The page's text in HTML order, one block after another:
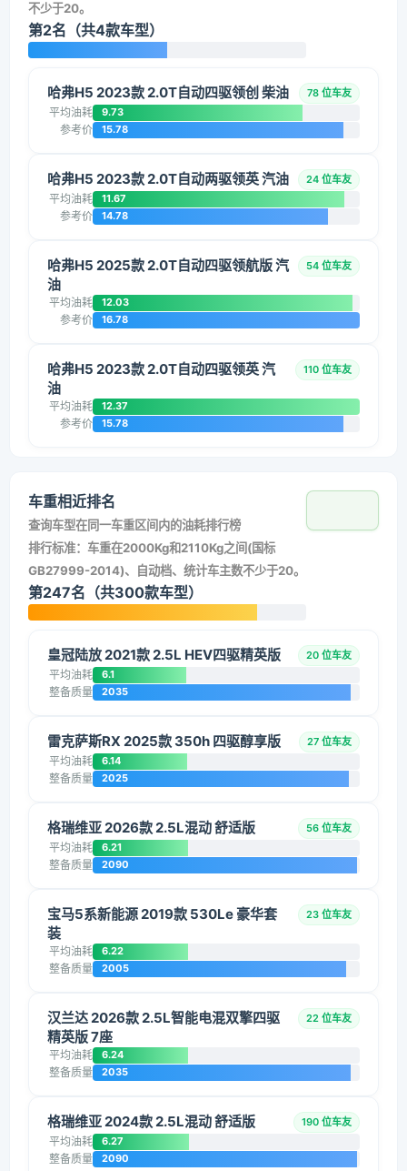
不少于20。
第2名（共4款车型）
哈弗H5 2023款 2.0T自动四驱领创 柴油 78 位车友
平均油耗 9.73
参考价 15.78
哈弗H5 2023款 2.0T自动两驱领英 汽油 24 位车友
平均油耗 11.67
参考价 14.78
哈弗H5 2025款 2.0T自动四驱领航版 汽
油
54 位车友
平均油耗 12.03
参考价 16.78
哈弗H5 2023款 2.0T自动四驱领英 汽
油
110 位车友
平均油耗 12.37
参考价 15.78
车重相近排名
查询车型在同一车重区间内的油耗排行榜
排行标准：车重在2000Kg和2110Kg之间(国标
GB27999-2014)、自动档、统计车主数不少于20。
第247名（共300款车型）
皇冠陆放 2021款 2.5L HEV四驱精英版 20 位车友
平均油耗 6.1
整备质量 2035
雷克萨斯RX 2025款 350h 四驱醇享版 27 位车友
平均油耗 6.14
整备质量 2025
格瑞维亚 2026款 2.5L混动 舒适版 56 位车友
平均油耗 6.21
整备质量 2090
宝马5系新能源 2019款 530Le 豪华套
装
23 位车友
平均油耗 6.22
整备质量 2005
汉兰达 2026款 2.5L智能电混双擎四驱
精英版 7座
22 位车友
平均油耗 6.24
整备质量 2035
格瑞维亚 2024款 2.5L混动 舒适版 190 位车友
平均油耗 6.27
整备质量 2090